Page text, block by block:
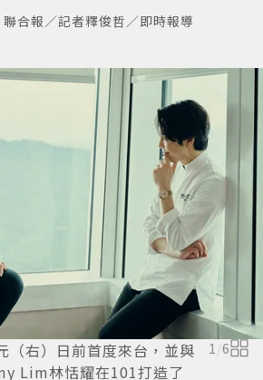
聯合報／記者釋俊哲／即時報導
（右）日前首度來台，並與
Lim林恬耀在101打造了
1 /6